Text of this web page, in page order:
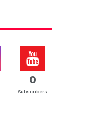
0
Subscribers